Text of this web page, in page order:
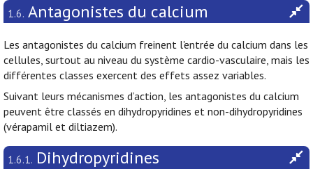
1.6. Antagonistes du calcium
Les antagonistes du calcium freinent l'entrée du calcium dans les
cellules, surtout au niveau du système cardio-vasculaire, mais les
différentes classes exercent des effets assez variables.
Suivant leurs mécanismes d’action, les antagonistes du calcium
peuvent être classés en dihydropyridines et non-dihydropyridines
(vérapamil et diltiazem).
1.6.1. Dihydropyridines